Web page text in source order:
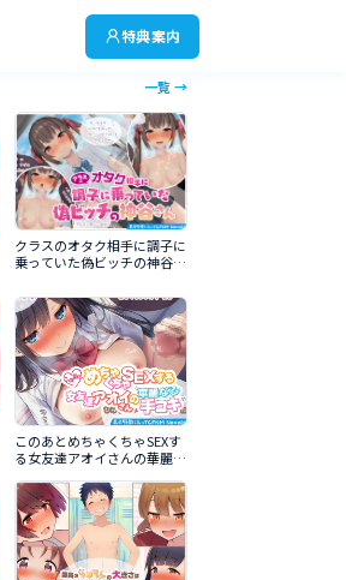
特典案内
一覧 →
クラスのオタク相手に調子に
乗っていた偽ビッチの神谷さ
このあとめちゃくちゃSEXす
る女友達アオイさんの華麗な